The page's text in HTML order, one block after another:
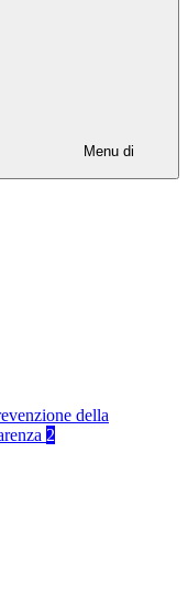
Menu di
della
2